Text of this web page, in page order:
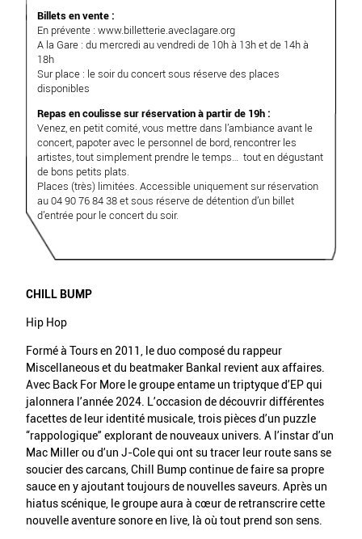
Billets en vente :
En prévente : www.billetterie.aveclagare.org
A la Gare : du mercredi au vendredi de 10h à 13h et de 14h à
18h
Sur place : le soir du concert sous réserve des places
disponibles
Repas en coulisse sur réservation à partir de 19h :
Venez, en petit comité, vous mettre dans l’ambiance avant le
concert, papoter avec le personnel de bord, rencontrer les
artistes, tout simplement prendre le temps… tout en dégustant
de bons petits plats.
Places (très) limitées. Accessible uniquement sur réservation
au 04 90 76 84 38 et sous réserve de détention d’un billet
d’entrée pour le concert du soir.
CHILL BUMP
Hip Hop
Formé à Tours en 2011, le duo composé du rappeur
Miscellaneous et du beatmaker Bankal revient aux affaires.
Avec Back For More le groupe entame un triptyque d’EP qui
jalonnera l’année 2024. L’occasion de découvrir différentes
facettes de leur identité musicale, trois pièces d’un puzzle
“rappologique” explorant de nouveaux univers. A l’instar d’un
Mac Miller ou d’un J-Cole qui ont su tracer leur route sans se
soucier des carcans, Chill Bump continue de faire sa propre
sauce en y ajoutant toujours de nouvelles saveurs. Après un
hiatus scénique, le groupe aura à cœur de retranscrire cette
nouvelle aventure sonore en live, là où tout prend son sens.